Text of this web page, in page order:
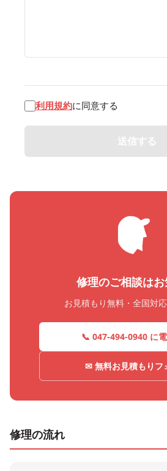
利用規約に同意する
修理のご相談は
お見積もり無料・全国対
📞 047-494-0940 に
✉ 無料お見積もりフ
修理の流れ